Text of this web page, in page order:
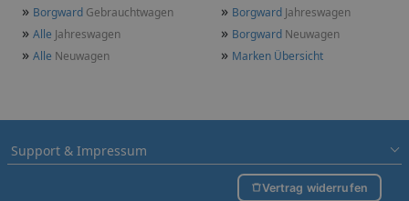
» Borgward Gebrauchtwagen » Borgward Jahreswagen
» Alle Jahreswagen » Borgward Neuwagen
» Alle Neuwagen » Marken Übersicht
Support & Impressum
Vertrag widerrufen